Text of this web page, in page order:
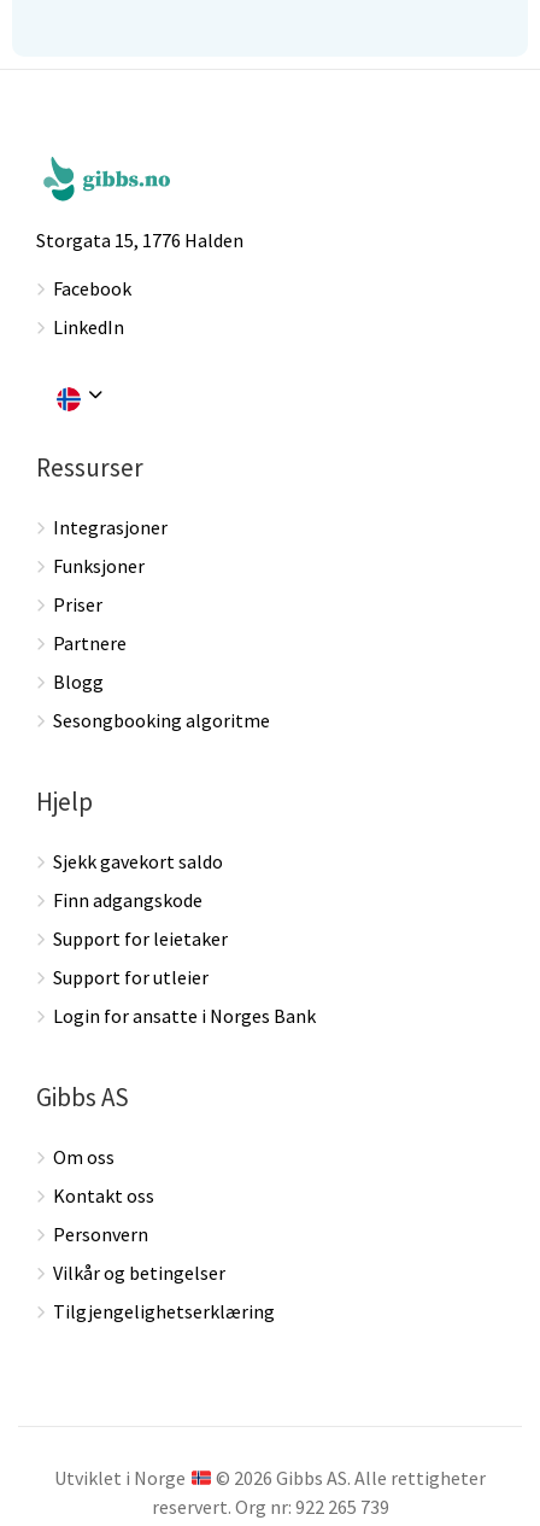
Storgata 15, 1776 Halden
Facebook
LinkedIn
Ressurser
Integrasjoner
Funksjoner
Priser
Partnere
Blogg
Sesongbooking algoritme
Hjelp
Sjekk gavekort saldo
Finn adgangskode
Support for leietaker
Support for utleier
Login for ansatte i Norges Bank
Gibbs AS
Om oss
Kontakt oss
Personvern
Vilkår og betingelser
Tilgjengelighetserklæring
Utviklet i Norge
© 2026 Gibbs AS. Alle rettigheter
reservert. Org nr: 922 265 739